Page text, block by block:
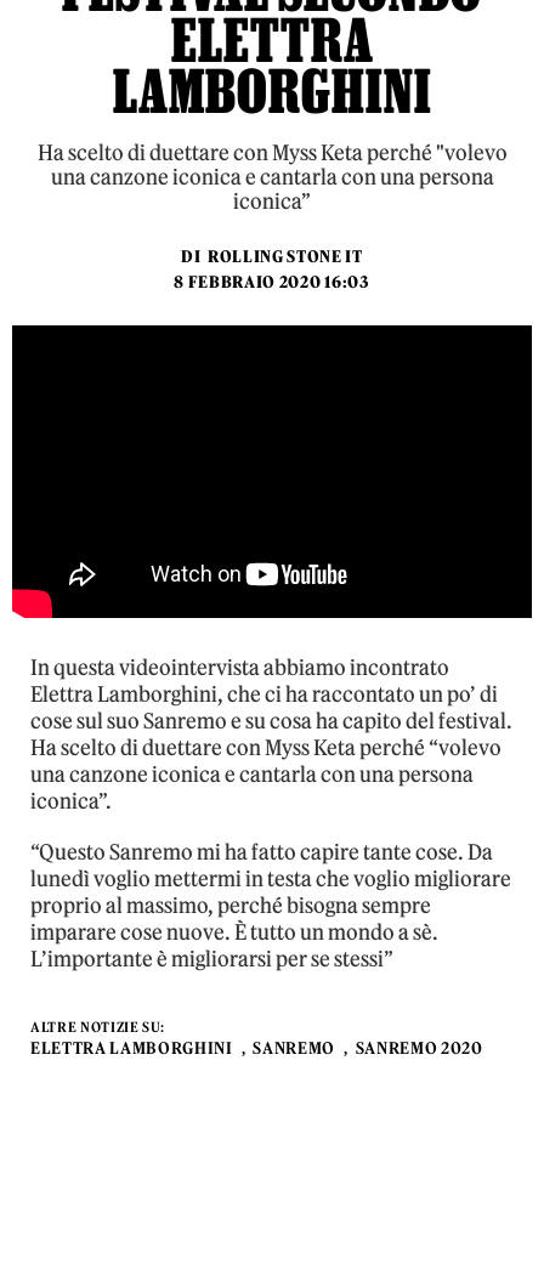
ELETTRA
LAMBORGHINI
Ha scelto di duettare con Myss Keta perché "volevo
una canzone iconica e cantarla con una persona
iconica”
DI ROLLING STONE IT
8 FEBBRAIO 2020 16:03
In questa videointervista abbiamo incontrato
Elettra Lamborghini, che ci ha raccontato un po’ di
cose sul suo Sanremo e su cosa ha capito del festival.
Ha scelto di duettare con Myss Keta perché “volevo
una canzone iconica e cantarla con una persona
iconica”.
“Questo Sanremo mi ha fatto capire tante cose. Da
lunedì voglio mettermi in testa che voglio migliorare
proprio al massimo, perché bisogna sempre
imparare cose nuove. È tutto un mondo a sè.
L’importante è migliorarsi per se stessi”
ALTRE NOTIZIE SU:
ELETTRA LAMBORGHINI SANREMO SANREMO 2020